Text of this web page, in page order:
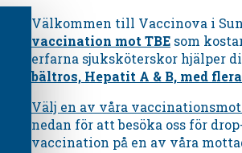
Välkommen till Vaccinova i
vaccination mot TBEsom
erfarna sjuksköterskor hjälper
bältros, Hepatit A & B, med
Välj en av våra
nedan för att besöka oss för
vaccination på en av våra